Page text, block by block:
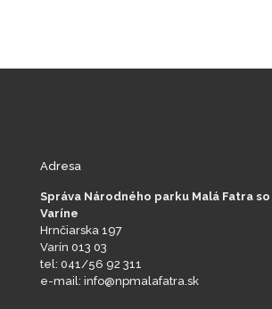
Adresa
Správa Národného parku Malá Fatra
Varíne
Hrnčiarska 197
Varín 013 03
tel: 041/56 92 311
e-mail: info@npmalafatra.sk